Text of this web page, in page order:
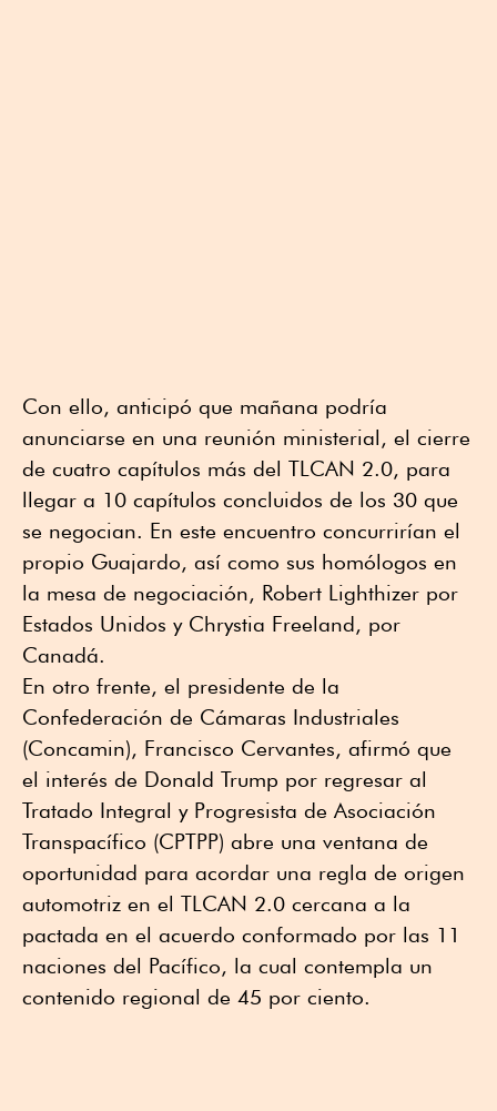
Con ello, anticipó que mañana podría
anunciarse en una reunión ministerial, el cierre
de cuatro capítulos más del TLCAN 2.0, para
llegar a 10 capítulos concluidos de los 30 que
se negocian. En este encuentro concurrirían el
propio Guajardo, así como sus homólogos en
la mesa de negociación, Robert Lighthizer por
Estados Unidos y Chrystia Freeland, por
Canadá.
En otro frente, el presidente de la
Confederación de Cámaras Industriales
(Concamin), Francisco Cervantes, afirmó que
el interés de Donald Trump por regresar al
Tratado Integral y Progresista de Asociación
Transpacífico (CPTPP) abre una ventana de
oportunidad para acordar una regla de origen
automotriz en el TLCAN 2.0 cercana a la
pactada en el acuerdo conformado por las 11
naciones del Pacífico, la cual contempla un
contenido regional de 45 por ciento.